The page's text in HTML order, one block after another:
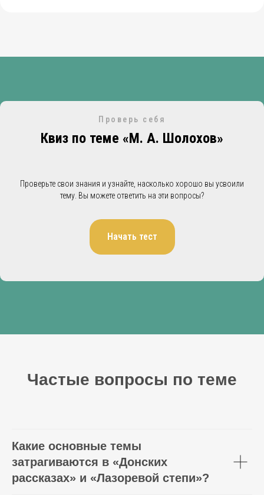
Проверь себя
Квиз по теме «М. А. Шолохов»
Проверьте свои знания и узнайте, насколько хорошо вы усвоили
тему. Вы можете ответить на эти вопросы?
Начать тест
Частые вопросы по теме
Какие основные темы
затрагиваются в «Донских
рассказах» и «Лазоревой степи»?